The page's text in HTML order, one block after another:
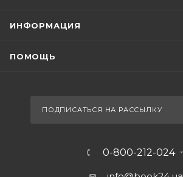
ИНФОРМАЦИЯ
ПОМОЩЬ
ПОДПИСАТЬСЯ НА РАССЫЛКУ
0-800-212-024